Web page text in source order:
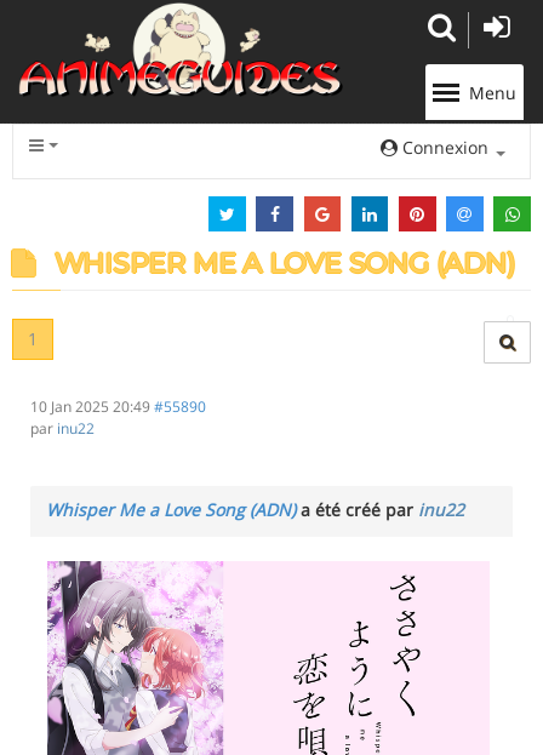
Menu
Connexion
WHISPER ME A LOVE SONG (ADN)
1
10 Jan 2025 20:49#55890
par inu22
Whisper Me a Love Song (ADN)a été créé par inu22
Panneau de gestion des cookies